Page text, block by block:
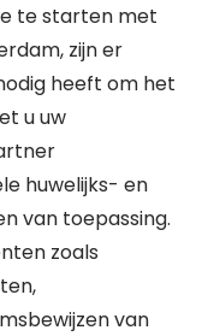
te starten met
zijn er
heeft om het
u uw
huwelijks- en
van toepassing.
zoals
van